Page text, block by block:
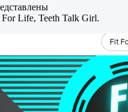
Life, Teeth Talk Girl.